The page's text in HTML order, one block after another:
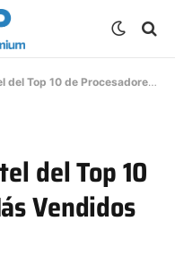
Procesadores Más Vendidos en Amazon
del Top 10
Vendidos